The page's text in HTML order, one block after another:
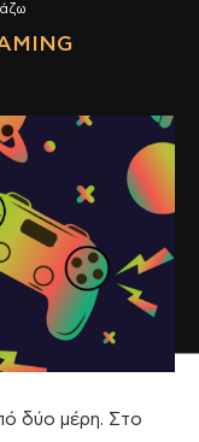
δύο μέρη. Στο